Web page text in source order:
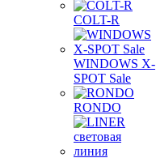
COLT-R
WINDOWS X-
SPOT Sale
RONDO